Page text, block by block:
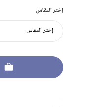
إختر المقاس
إختر المقاس